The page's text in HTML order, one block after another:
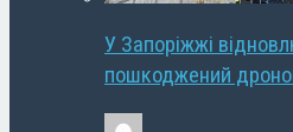
У Запоріжжі
пошкоджений